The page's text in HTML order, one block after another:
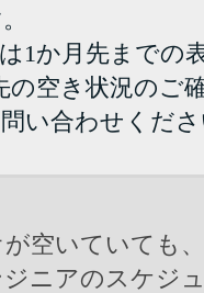
1か月先までの
の空き状況のご
い合わせくださ
空いていても
ニアのスケジ